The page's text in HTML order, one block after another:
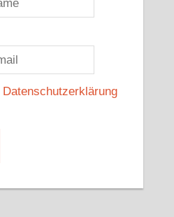
Datenschutzerklärung